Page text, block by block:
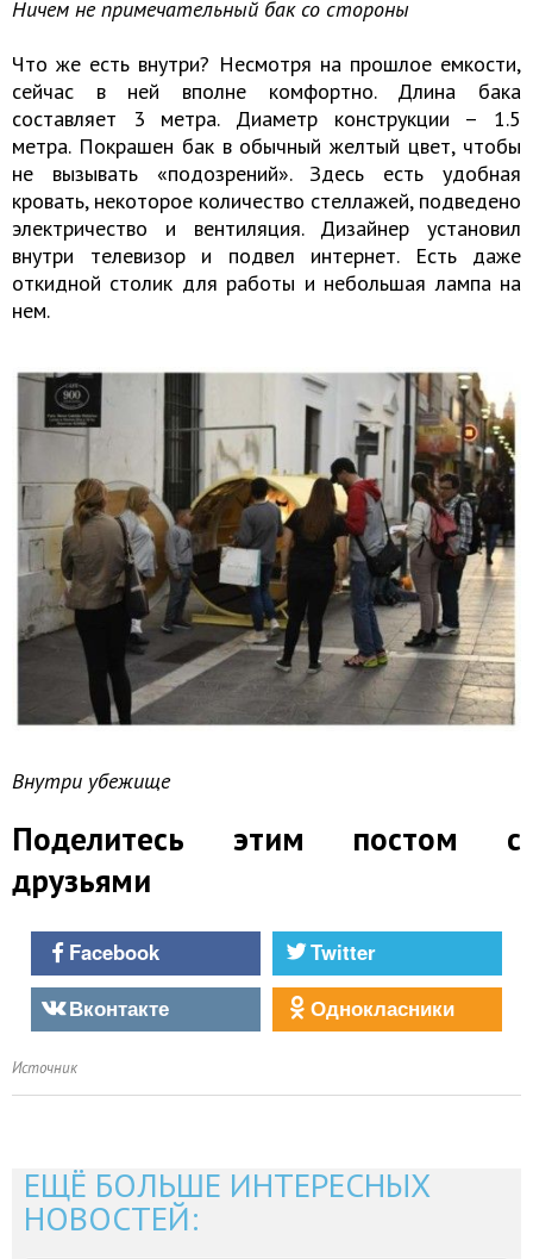
Ничем не примечательный бак со стороны
Что же есть внутри? Несмотря на прошлое емкости,
сейчас в ней вполне комфортно. Длина бака
составляет 3 метра. Диаметр конструкции – 1.5
метра. Покрашен бак в обычный желтый цвет, чтобы
не вызывать «подозрений». Здесь есть удобная
кровать, некоторое количество стеллажей, подведено
электричество и вентиляция. Дизайнер установил
внутри телевизор и подвел интернет. Есть даже
откидной столик для работы и небольшая лампа на
нем.
Внутри убежище
Поделитесь этим постом с
друзьями
Facebook
Twitter
Вконтакте
Однокласники
Источник
ЕЩЁ БОЛЬШЕ ИНТЕРЕСНЫХ
НОВОСТЕЙ: